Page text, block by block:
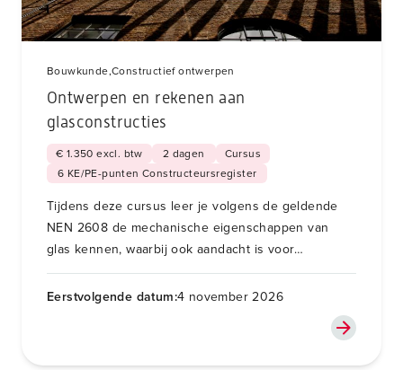
Bouwkunde,Constructief ontwerpen
Ontwerpen en rekenen aan
glasconstructies
€ 1.350 excl. btw 2 dagen
Cursus
6 KE/PE-punten Constructeursregister
Tijdens deze cursus leer je volgens de geldende
NEN 2608 de mechanische eigenschappen van
glas kennen, waarbij ook aandacht is voor
duurzaamheid, verbindingen en innovaties.
Eerstvolgende datum:4 november 2026